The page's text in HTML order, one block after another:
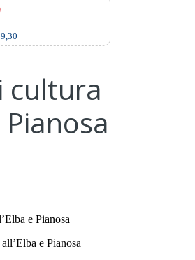
cultura
Pianosa
e Pianosa